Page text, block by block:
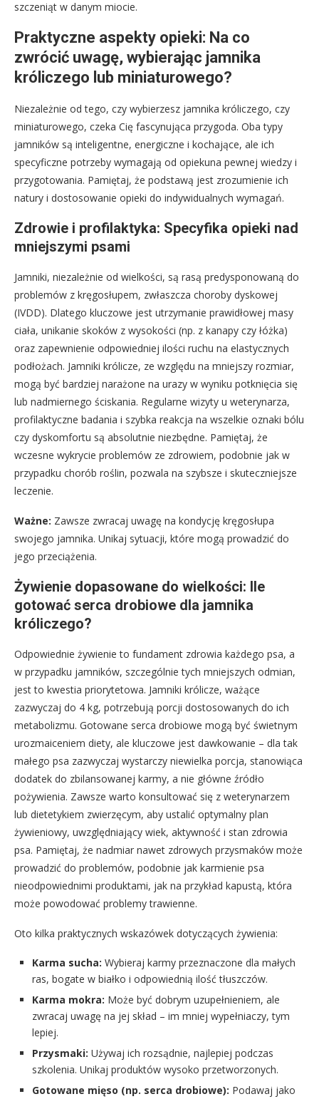
szczeniąt w danym miocie.
Praktyczne aspekty opieki: Na co
zwrócić uwagę, wybierając jamnika
króliczego lub miniaturowego?
Niezależnie od tego, czy wybierzesz jamnika króliczego, czy
miniaturowego, czeka Cię fascynująca przygoda. Oba typy
jamników są inteligentne, energiczne i kochające, ale ich
specyficzne potrzeby wymagają od opiekuna pewnej wiedzy i
przygotowania. Pamiętaj, że podstawą jest zrozumienie ich
natury i dostosowanie opieki do indywidualnych wymagań.
Zdrowie i profilaktyka: Specyfika opieki nad
mniejszymi psami
Jamniki, niezależnie od wielkości, są rasą predysponowaną do
problemów z kręgosłupem, zwłaszcza choroby dyskowej
(IVDD). Dlatego kluczowe jest utrzymanie prawidłowej masy
ciała, unikanie skoków z wysokości (np. z kanapy czy łóżka)
oraz zapewnienie odpowiedniej ilości ruchu na elastycznych
podłożach. Jamniki królicze, ze względu na mniejszy rozmiar,
mogą być bardziej narażone na urazy w wyniku potknięcia się
lub nadmiernego ściskania. Regularne wizyty u weterynarza,
profilaktyczne badania i szybka reakcja na wszelkie oznaki bólu
czy dyskomfortu są absolutnie niezbędne. Pamiętaj, że
wczesne wykrycie problemów ze zdrowiem, podobnie jak w
przypadku chorób roślin, pozwala na szybsze i skuteczniejsze
leczenie.
Ważne: Zawsze zwracaj uwagę na kondycję kręgosłupa
swojego jamnika. Unikaj sytuacji, które mogą prowadzić do
jego przeciążenia.
Żywienie dopasowane do wielkości: Ile
gotować serca drobiowe dla jamnika
króliczego?
Odpowiednie żywienie to fundament zdrowia każdego psa, a
w przypadku jamników, szczególnie tych mniejszych odmian,
jest to kwestia priorytetowa. Jamniki królicze, ważące
zazwyczaj do 4 kg, potrzebują porcji dostosowanych do ich
metabolizmu. Gotowane serca drobiowe mogą być świetnym
urozmaiceniem diety, ale kluczowe jest dawkowanie – dla tak
małego psa zazwyczaj wystarczy niewielka porcja, stanowiąca
dodatek do zbilansowanej karmy, a nie główne źródło
pożywienia. Zawsze warto konsultować się z weterynarzem
lub dietetykiem zwierzęcym, aby ustalić optymalny plan
żywieniowy, uwzględniający wiek, aktywność i stan zdrowia
psa. Pamiętaj, że nadmiar nawet zdrowych przysmaków może
prowadzić do problemów, podobnie jak karmienie psa
nieodpowiednimi produktami, jak na przykład kapustą, która
może powodować problemy trawienne.
Oto kilka praktycznych wskazówek dotyczących żywienia:
Karma sucha: Wybieraj karmy przeznaczone dla małych
ras, bogate w białko i odpowiednią ilość tłuszczów.
Karma mokra: Może być dobrym uzupełnieniem, ale
zwracaj uwagę na jej skład – im mniej wypełniaczy, tym
lepiej.
Przysmaki: Używaj ich rozsądnie, najlepiej podczas
szkolenia. Unikaj produktów wysoko przetworzonych.
Gotowane mięso (np. serca drobiowe): Podawaj jako